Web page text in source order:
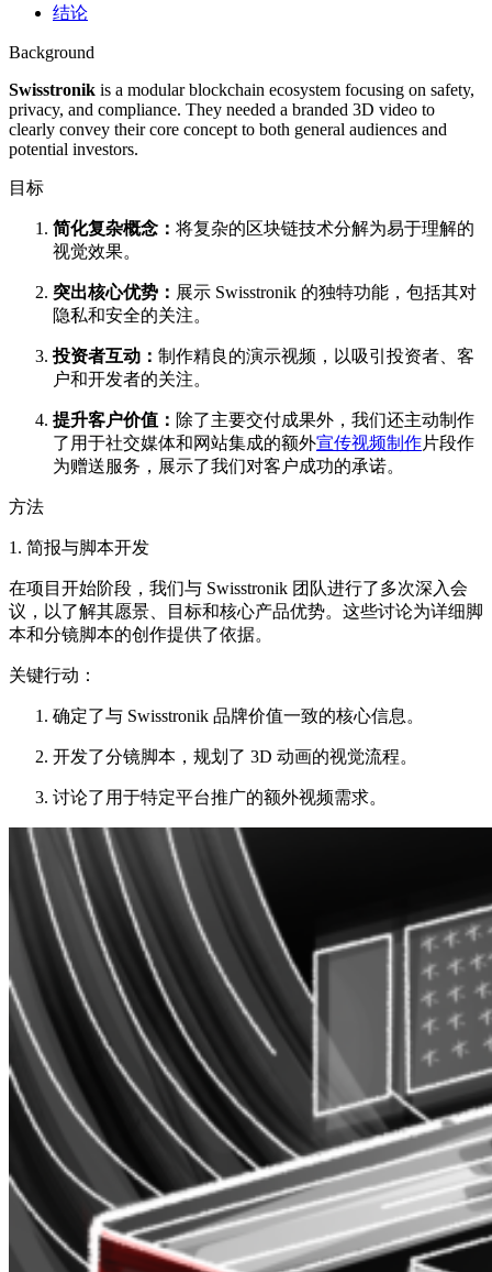
结论
Background
Swisstronik is a modular blockchain ecosystem focusing on safety,
privacy, and compliance. They needed a branded 3D video to
clearly convey their core concept to both general audiences and
potential investors.
目标
简化复杂概念： 将复杂的区块链技术分解为易于理解的
视觉效果。
突出核心优势： 展示 Swisstronik 的独特功能，包括其对
隐私和安全的关注。
投资者互动： 制作精良的演示视频，以吸引投资者、客
户和开发者的关注。
提升客户价值： 除了主要交付成果外，我们还主动制作
了用于社交媒体和网站集成的额外宣传视频制作片段作
为赠送服务，展示了我们对客户成功的承诺。
方法
1. 简报与脚本开发
在项目开始阶段，我们与 Swisstronik 团队进行了多次深入会
议，以了解其愿景、目标和核心产品优势。这些讨论为详细脚
本和分镜脚本的创作提供了依据。
关键行动：
确定了与 Swisstronik 品牌价值一致的核心信息。
开发了分镜脚本，规划了 3D 动画的视觉流程。
讨论了用于特定平台推广的额外视频需求。